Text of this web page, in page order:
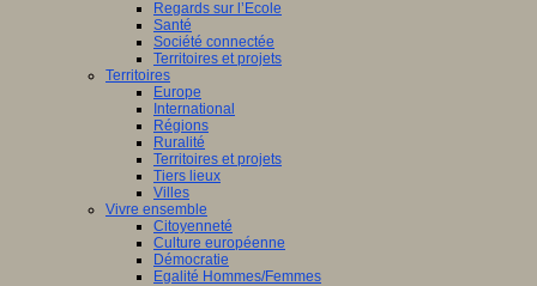
Regards sur l’Ecole
Santé
Société connectée
Territoires et projets
Territoires
Europe
International
Régions
Ruralité
Territoires et projets
Tiers lieux
Villes
Vivre ensemble
Citoyenneté
Culture européenne
Démocratie
Egalité Hommes/Femmes